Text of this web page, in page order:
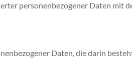
personenbezogener Daten mit
Daten, die darin